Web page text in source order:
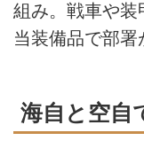
組み。戦車や装
当装備品で部署
海自と空自